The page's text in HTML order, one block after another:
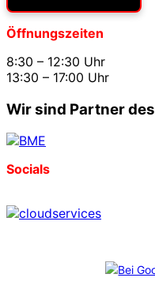
Öffnungszeiten
8:30 – 12:30 Uhr
13:30 – 17:00 Uhr
Wir sind Partner des
Socials